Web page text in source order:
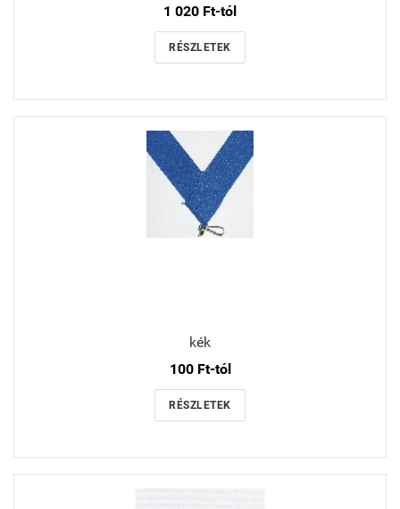
1 020 Ft-tól
RÉSZLETEK
kék
100 Ft-tól
RÉSZLETEK